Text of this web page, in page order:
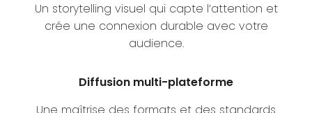
Un storytelling visuel qui capte l’attention et
crée une connexion durable avec votre
audience.
Diffusion multi-plateforme